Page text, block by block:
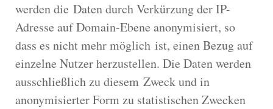
werden die Daten durch Verkürzung der IP-
Adresse auf Domain-Ebene anonymisiert, so
dass es nicht mehr möglich ist, einen Bezug auf
einzelne Nutzer herzustellen. Die Daten werden
ausschließlich zu diesem Zweck und in
anonymisierter Form zu statistischen Zwecken